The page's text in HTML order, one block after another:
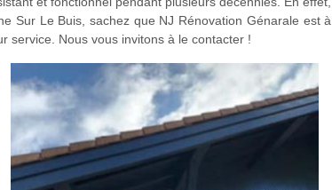
Sur Le Buis, sachez que NJ Rénovation Génarale est à
service. Nous vous invitons à le contacter !